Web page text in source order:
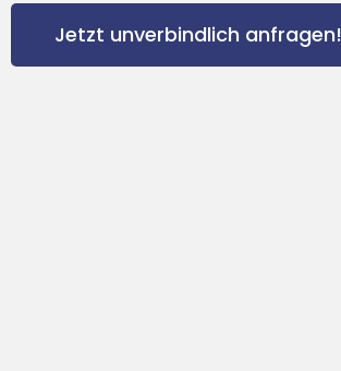
Jetzt unverbindlich anfragen!